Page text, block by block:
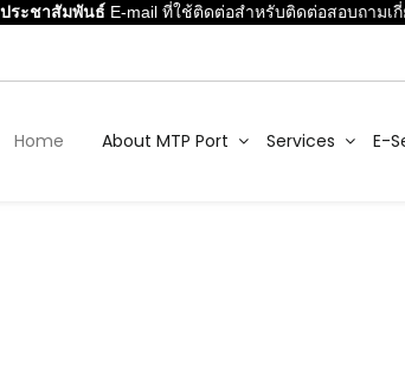
ะชาสัมพันธ์E-mail ที่ใช้ติดต่อสำหรับติดต่อสอบถามเกี่ย
Home About MTP Port Services E-